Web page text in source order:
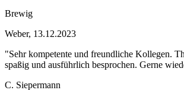
Brewig
Weber, 13.12.2023
"Sehr kompetente und freundliche Kollegen.
spaßig und ausführlich besprochen. Gerne
C. Siepermann